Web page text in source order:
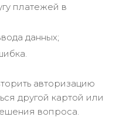
платежей в
данных;
авторизацию
другой картой или
вопроса.